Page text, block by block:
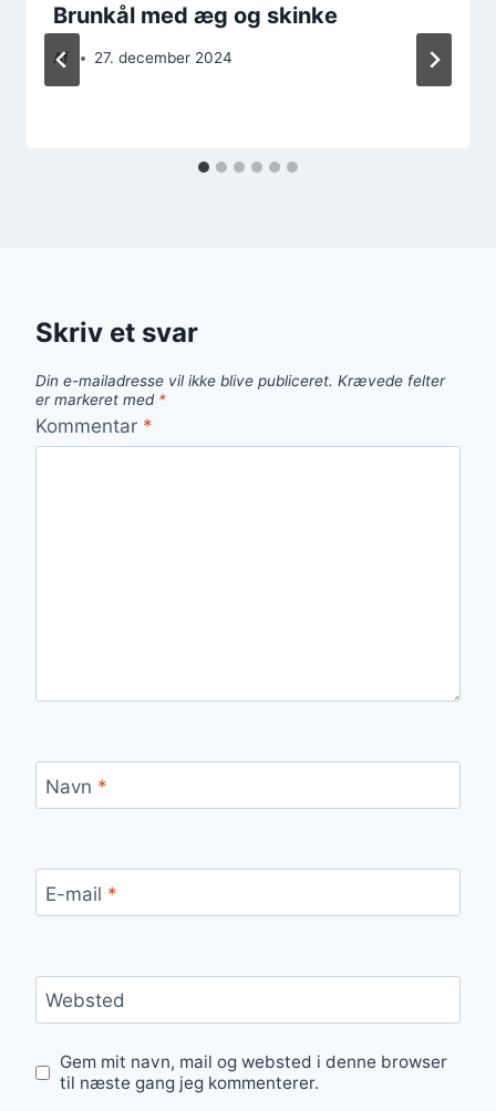
Brunkål med æg og skinke
Af 27. december 2024
Skriv et svar
Din e-mailadresse vil ikke blive publiceret. Krævede felter
er markeret med *
Kommentar *
Navn *
E-mail *
Websted
Gem mit navn, mail og websted i denne browser
til næste gang jeg kommenterer.